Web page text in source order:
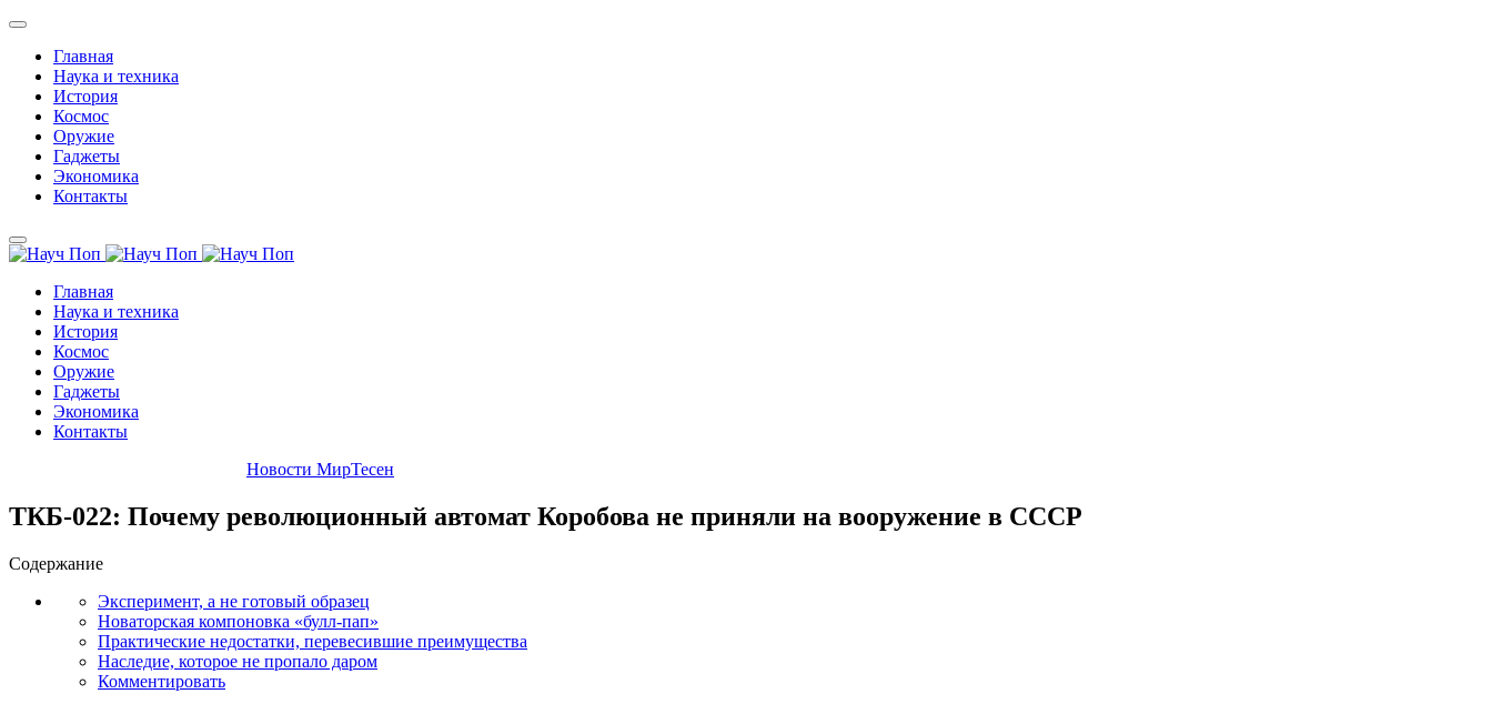
Главная
Наука и техника
История
Космос
Оружие
Гаджеты
Экономика
Контакты
Главная
Наука и техника
История
Космос
Оружие
Гаджеты
Экономика
Контакты
Новости МирТесен
ТКБ-022: Почему революционный автомат Коробова не приняли на вооружение в СССР
Содержание
Эксперимент, а не готовый образец
Новаторская компоновка «булл-пап»
Практические недостатки, перевесившие преимущества
Наследие, которое не пропало даром
Комментировать